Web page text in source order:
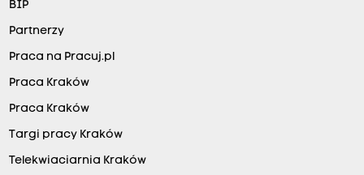
BIP
Partnerzy
Praca na Pracuj.pl
Praca Kraków
Praca Kraków
Targi pracy Kraków
Telekwiaciarnia Kraków